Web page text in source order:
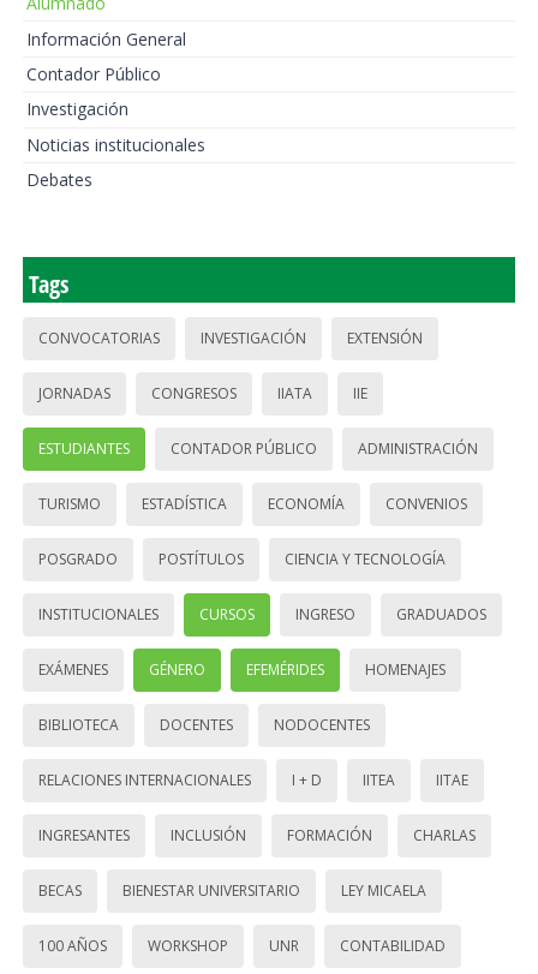
Información General
Contador Público
Investigación
Noticias institucionales
Debates
Tags
CONVOCATORIAS INVESTIGACIÓN EXTENSIÓN
JORNADAS CONGRESOS IIATA IIE
ESTUDIANTES CONTADOR PÚBLICO ADMINISTRACIÓN
TURISMO ESTADÍSTICA ECONOMÍA CONVENIOS
POSGRADO POSTÍTULOS CIENCIA Y TECNOLOGÍA
INSTITUCIONALES CURSOS INGRESO GRADUADOS
EXÁMENES GÉNERO EFEMÉRIDES HOMENAJES
BIBLIOTECA DOCENTES NODOCENTES
RELACIONES INTERNACIONALES I + D IITEA IITAE
INGRESANTES INCLUSIÓN FORMACIÓN CHARLAS
BECAS BIENESTAR UNIVERSITARIO LEY MICAELA
100 AÑOS WORKSHOP UNR CONTABILIDAD